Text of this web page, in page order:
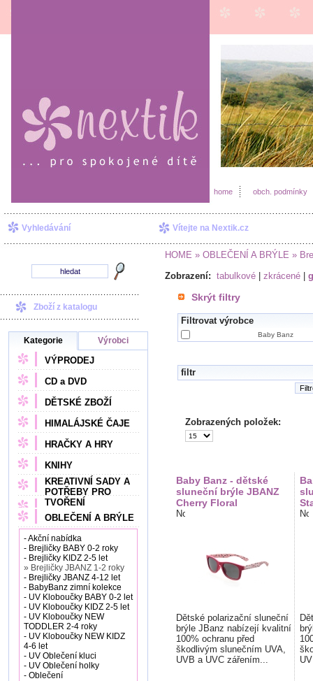
home obch. podmínky
Vyhledávání Vítejte na Nextik.cz
Zboží z katalogu
Kategorie Výrobci
VÝPRODEJ
CD a DVD
DĚTSKÉ ZBOŽÍ
HIMALÁJSKÉ ČAJE
HRAČKY A HRY
KNIHY
KREATIVNÍ SADY A
POTŘEBY PRO
TVOŘENÍ
OBLEČENÍ A BRÝLE
- Akční nabídka
- Brejličky BABY 0-2 roky
- Brejličky KIDZ 2-5 let
» Brejličky JBANZ 1-2 roky
- Brejličky JBANZ 4-12 let
- BabyBanz zimní kolekce
- UV Kloboučky BABY 0-2 let
- UV Kloboučky KIDZ 2-5 let
- UV Kloboučky NEW
TODDLER 2-4 roky
- UV Kloboučky NEW KIDZ
4-6 let
- UV Oblečení kluci
- UV Oblečení holky
- Oblečení
HOME » OBLEČENÍ A BRÝLE »
Zobrazení: tabulkové zkrácené
Skrýt filtry
Filtrovat výrobce
Baby Banz
filtr
Zobrazených položek:
Baby Banz - dětské
sluneční brýle JBANZ
Cherry Floral
Dětské polarizační sluneční
brýle JBanz nabízejí kvalitní
100% ochranu před
škodlivým slunečním UVA,
UVB a UVC zářením...